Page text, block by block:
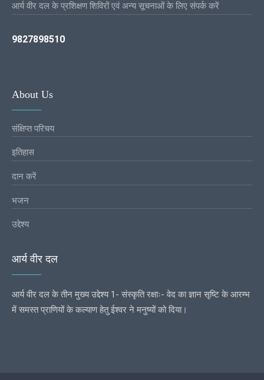
आर्य वीर दल के प्रशिक्षण शिविरों एवं अन्य सूचनाओं के लिए संपर्क करें
9827898510
About Us
संक्षिप्त परिचय
इतिहास
दान करें
भजन
उद्देश्य
आर्य वीर दल
आर्य वीर दल के तीन मुख्य उद्देश्य 1- संस्कृति रक्षाः- वेद का ज्ञान सृष्टि के आरम्भ
में समस्त प्राणियों के कल्याण हेतु ईश्वर ने मनुष्यों को दिया।